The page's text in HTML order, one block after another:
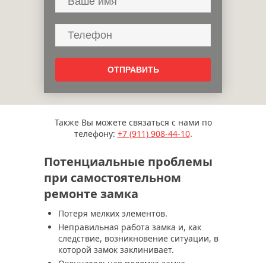
Также Вы можете связаться с нами по
телефону: +7 (911)908-44-10.
Потенциальные проблемы
при самостоятельном
ремонте замка
Потеря мелких элементов.
Неправильная работа замка и, как
следствие, возникновение ситуации, в
которой замок заклинивает.